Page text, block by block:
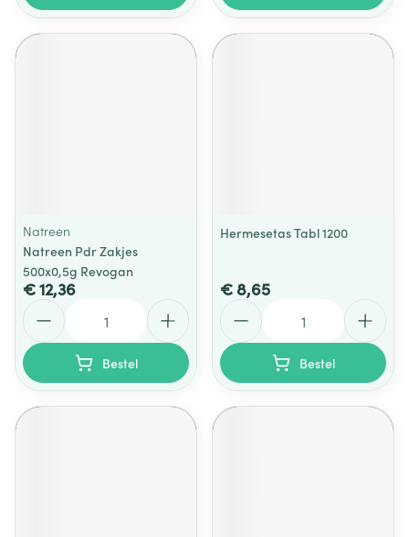
Natreen
Natreen Pdr Zakjes
500x0,5g Revogan
€ 12,36
Bestel
Hermesetas Tabl 1200
€ 8,65
Bestel